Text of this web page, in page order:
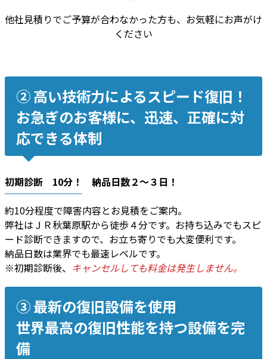
他社見積りでご予算が合わなかった方も、お気軽にお声がけ
ください
② 高い技術力によるスピード復旧！
お急ぎのお客様に、迅速、正確に対
応できる体制
初期診断 10分！ 納品日数２〜３日！
約10分程度で障害内容とお見積をご案内。
弊社はＪＲ秋葉原駅から徒歩４分です。お持ち込みでもスピ
ード診断できますので、お立ち寄りでも大変便利です。
納品日数は業界でも最速レベルです。
※初期診断後、 キャンセルしても料金は発生しません。
③ 最新の復旧設備を使用
世界最高の復旧性能を持つ設備を完
備